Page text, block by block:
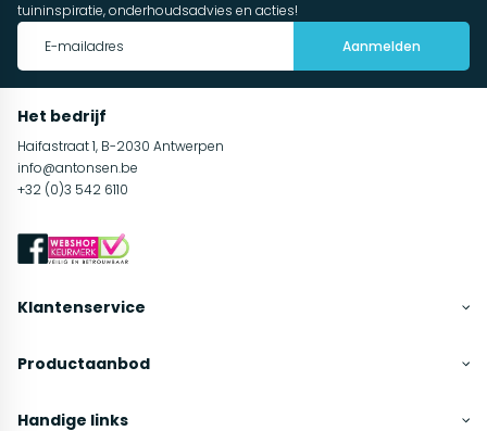
tuininspiratie, onderhoudsadvies en acties!
Aanmelden
Het bedrijf
Haifastraat 1, B-2030 Antwerpen
info@antonsen.be
+32 (0)3 542 6110
Klantenservice
Productaanbod
Handige links